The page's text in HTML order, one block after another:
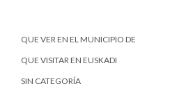
QUE VER EN EL MUNICIPIO DE
QUE VISITAR EN EUSKADI
SIN CATEGORÍA